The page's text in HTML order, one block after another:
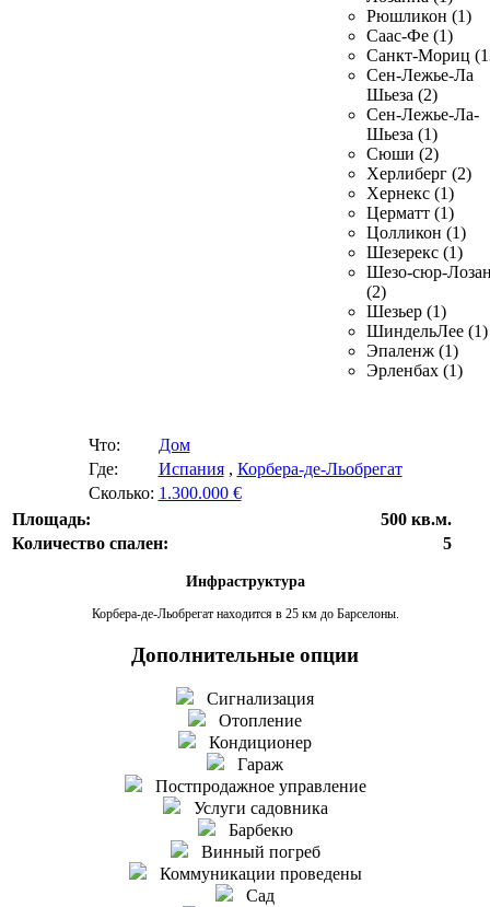
Рюшликон (1)
Саас-Фе (1)
Санкт-Мориц
Сен-Лежье-Ла
Шьеза (2)
Сен-Лежье-Ла-
Шьеза (1)
Сюши (2)
Херлиберг (2)
Хернекс (1)
Церматт (1)
Цолликон (1)
Шезерекс (1)
Шезо-сюр-
(2)
Шезьер (1)
ШиндельЛее (1)
Эпаленж (1)
Эрленбах (1)
Что:
Дом
Где:
Испания, Корбера-де-Льобрегат
Сколько: 1.300.000 €
Площадь:
500 кв.м.
Количество спален:
5
Инфраструктура
Корбера-де-Льобрегат находится в 25 км до Барселоны.
Дополнительные опции
Сигнализация
Отопление
Кондиционер
Гараж
Постпродажное управление
Услуги садовника
Барбекю
Винный погреб
Коммуникации проведены
Сад